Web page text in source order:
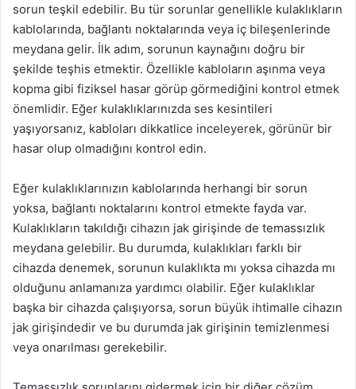
sorun teşkil edebilir. Bu tür sorunlar genellikle kulaklıkların
kablolarında, bağlantı noktalarında veya iç bileşenlerinde
meydana gelir. İlk adım, sorunun kaynağını doğru bir
şekilde teşhis etmektir. Özellikle kabloların aşınma veya
kopma gibi fiziksel hasar görüp görmediğini kontrol etmek
önemlidir. Eğer kulaklıklarınızda ses kesintileri
yaşıyorsanız, kabloları dikkatlice inceleyerek, görünür bir
hasar olup olmadığını kontrol edin.
Eğer kulaklıklarınızın kablolarında herhangi bir sorun
yoksa, bağlantı noktalarını kontrol etmekte fayda var.
Kulaklıkların takıldığı cihazın jak girişinde de temassızlık
meydana gelebilir. Bu durumda, kulaklıkları farklı bir
cihazda denemek, sorunun kulaklıkta mı yoksa cihazda mı
olduğunu anlamanıza yardımcı olabilir. Eğer kulaklıklar
başka bir cihazda çalışıyorsa, sorun büyük ihtimalle cihazın
jak girişindedir ve bu durumda jak girişinin temizlenmesi
veya onarılması gerekebilir.